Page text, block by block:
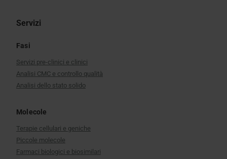
Servizi
Fasi
Servizi pre-clinici e clinici
Analisi CMC e controllo qualità
Analisi dello stato solido
Molecole
Terapie cellulari e geniche
Piccole molecole
Farmaci biologici e biosimilari